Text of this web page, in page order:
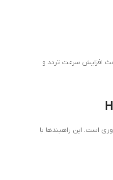
افزایش سرعت تردد و
است. این راهبندها با